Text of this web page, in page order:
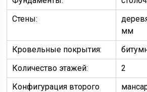
Стены:
мм
Кровельные покрытия:
Количество этажей:
2
Конфигурация второго